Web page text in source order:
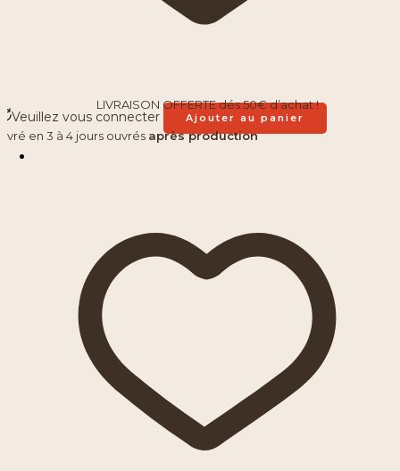
Veuillez vous connecter Ajouter au panier
LIVRAISON OFFERTE dés 50€ d’achat !
en 3 à 4 jours ouvrés après production